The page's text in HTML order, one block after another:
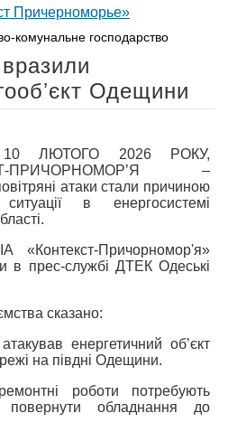
комунальне господарство
Одещини
ЛЮТОГО 2026 РОКУ,
ПРИЧОРНОМОР’Я –
атаки стали причиною
ситуації в енергосистемі
«Контекст-Причорномор'я»
в прес-службі ДТЕК Одеські
сказано:
енергетичний обʼєкт
на півдні Одещини.
роботи потребують
обладнання до